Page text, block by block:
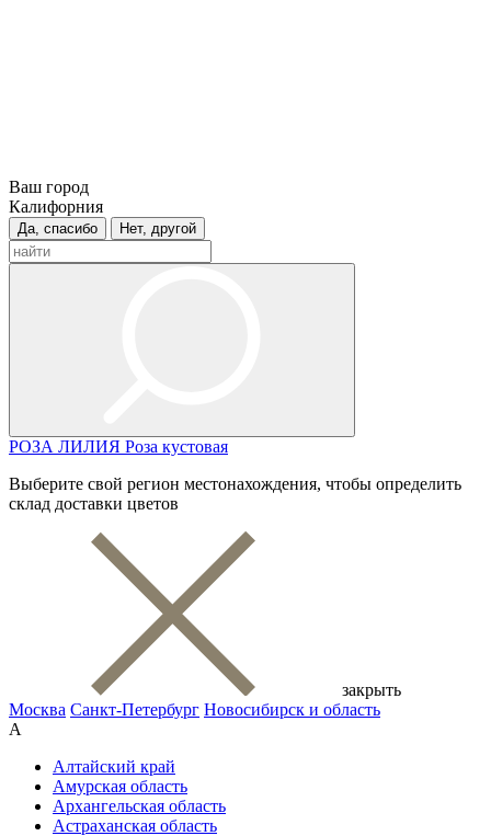
Ваш город
Калифорния
Да, спасибо Нет, другой
РОЗА ЛИЛИЯ Роза кустовая
Выберите свой регион местонахождения, чтобы определить
склад доставки цветов
закрыть
Москва Санкт-Петербург Новосибирск и область
А
Алтайский край
Амурская область
Архангельская область
Астраханская область